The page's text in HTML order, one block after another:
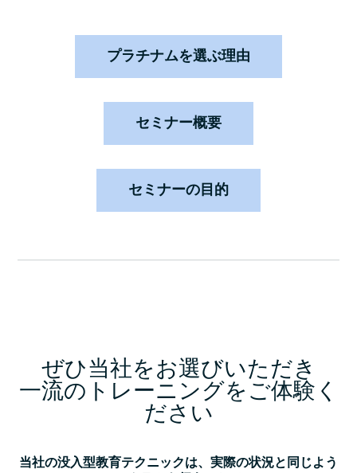
プラチナムを選ぶ理由
セミナー概要
セミナーの目的
ぜひ当社をお選びいただき
一流のトレーニングをご体験く
ださい
当社の没入型教育テクニックは、実際の状況と同じよう